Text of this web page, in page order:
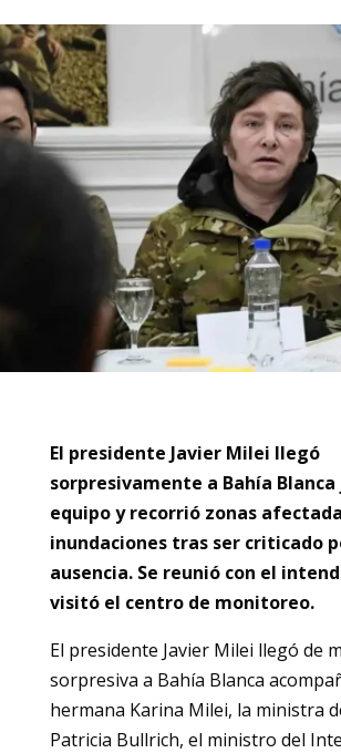
El presidente Javier Milei llegó
sorpresivamente a Bahía
equipo y recorrió zonas
inundaciones tras ser criticado
ausencia. Se reunió con el
visitó el centro de monitoreo.
El presidente Javier Milei llegó de
sorpresiva a Bahía Blanca
hermana Karina Milei, la ministra
Patricia Bullrich, el ministro del